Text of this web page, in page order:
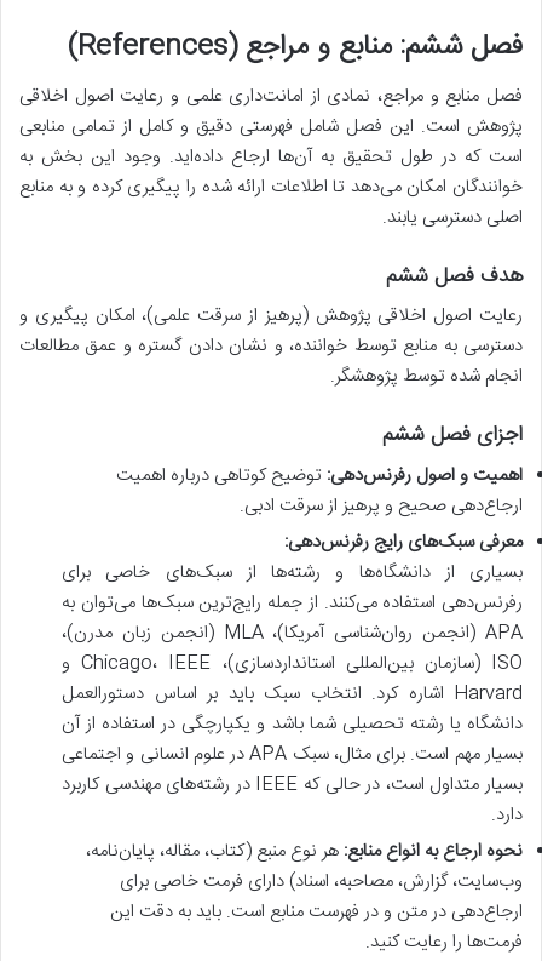
فصل ششم: منابع و مراجع (References)
فصل منابع و مراجع، نمادی از امانت‌داری علمی و رعایت اصول اخلاقی
پژوهش است. این فصل شامل فهرستی دقیق و کامل از تمامی منابعی
است که در طول تحقیق به آن‌ها ارجاع داده‌اید. وجود این بخش به
خوانندگان امکان می‌دهد تا اطلاعات ارائه شده را پیگیری کرده و به منابع
اصلی دسترسی یابند.
هدف فصل ششم
رعایت اصول اخلاقی پژوهش (پرهیز از سرقت علمی)، امکان پیگیری و
دسترسی به منابع توسط خواننده، و نشان دادن گستره و عمق مطالعات
انجام شده توسط پژوهشگر.
اجزای فصل ششم
اهمیت و اصول رفرنس‌دهی: توضیح کوتاهی درباره اهمیت
ارجاع‌دهی صحیح و پرهیز از سرقت ادبی.
معرفی سبک‌های رایج رفرنس‌دهی:
بسیاری از دانشگاه‌ها و رشته‌ها از سبک‌های خاصی برای
رفرنس‌دهی استفاده می‌کنند. از جمله رایج‌ترین سبک‌ها می‌توان به
APA (انجمن روان‌شناسی آمریکا)، MLA (انجمن زبان مدرن)،
ISO (سازمان بین‌المللی استانداردسازی)، Chicago، IEEE و
Harvard اشاره کرد. انتخاب سبک باید بر اساس دستورالعمل
دانشگاه یا رشته تحصیلی شما باشد و یکپارچگی در استفاده از آن
بسیار مهم است. برای مثال، سبک APA در علوم انسانی و اجتماعی
بسیار متداول است، در حالی که IEEE در رشته‌های مهندسی کاربرد
دارد.
نحوه ارجاع به انواع منابع: هر نوع منبع (کتاب، مقاله، پایان‌نامه،
وب‌سایت، گزارش، مصاحبه، اسناد) دارای فرمت خاصی برای
ارجاع‌دهی در متن و در فهرست منابع است. باید به دقت این
فرمت‌ها را رعایت کنید.